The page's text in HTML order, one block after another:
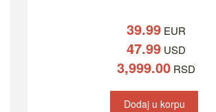
39.99EUR
47.99USD
3,999.00RSD
Dodaj u korpu